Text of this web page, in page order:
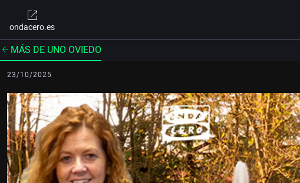
ondacero.es
MÁS DE UNO OVIEDO
23/10/2025